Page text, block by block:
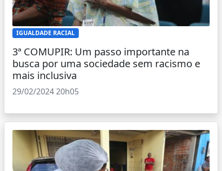
IGUALDADE RACIAL
3ª COMUPIR: Um passo importante na
busca por uma sociedade sem racismo e
mais inclusiva
29/02/2024 20h05